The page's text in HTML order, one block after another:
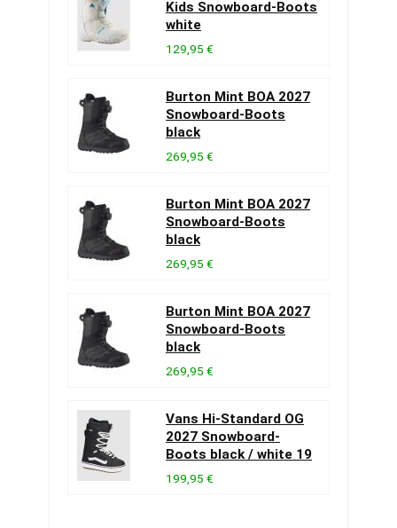
Kids Snowboard-Boots
white
129,95 €
Burton Mint BOA 2027
Snowboard-Boots
black
269,95 €
Burton Mint BOA 2027
Snowboard-Boots
black
269,95 €
Burton Mint BOA 2027
Snowboard-Boots
black
269,95 €
Vans Hi-Standard OG
2027 Snowboard-
Boots black / white 19
199,95 €